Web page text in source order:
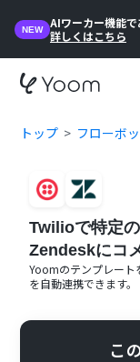
NEW
AIワーカー機能で
詳しくはこちら
トップ フローボ
Twilioで特定
Zendeskにコ
Yoomのテンプレート
を自動連携できます。
こ